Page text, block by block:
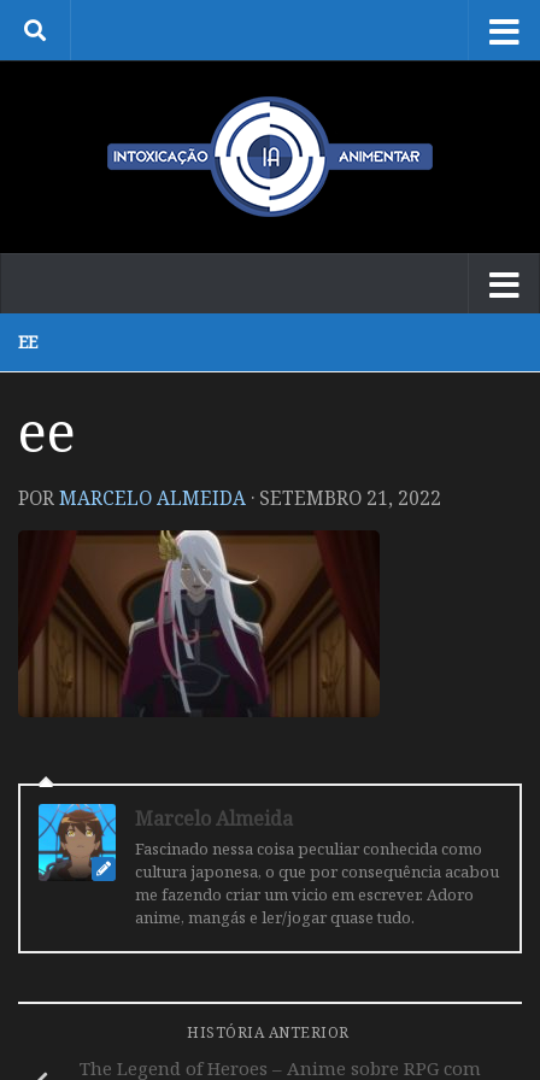
Skip to content
EE
ee
PORMARCELO ALMEIDA · SETEMBRO 21, 2022
Marcelo Almeida
Fascinado nessa coisa peculiar conhecida como
cultura japonesa, o que por consequência acabou
me fazendo criar um vicio em escrever. Adoro
anime, mangás e ler/jogar quase tudo.
HISTÓRIA ANTERIOR
The Legend of Heroes – Anime sobre RPG com